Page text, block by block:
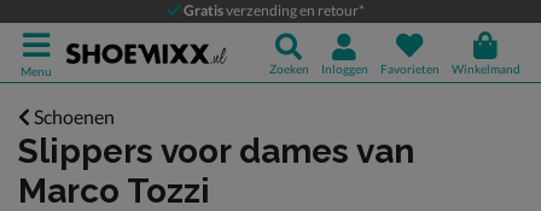
Gratisverzending en retour*
Menu Zoeken Inloggen Favorieten Winkelmand
Schoenen
Slippers voor dames van
Marco Tozzi